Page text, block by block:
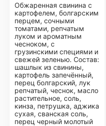
Обжаренная свинина с
картофелем, болгарским
перцем, сочными
томатами, репчатым
луком и ароматным
чесноком, с
грузинскими специями и
свежей зеленью. Состав:
шашлык из свинины,
картофель запечённый,
перец болгарский, лук
репчатый, чеснок, масло
растительное, соль,
кинза, петрушка, аджика
сухая, сванская соль,
перец черный молотый